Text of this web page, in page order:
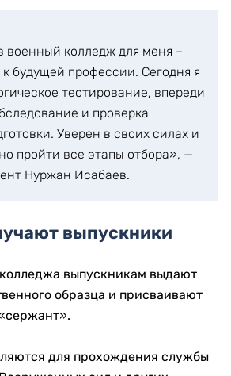
военный колледж для меня –
будущей профессии. Сегодня я
тестирование, впереди
и проверка
Уверен в своих силах и
пройти все этапы отбора», —
Нуржан Исабаев.
выпускники
выпускникам выдают
образца и присваивают
для прохождения службы